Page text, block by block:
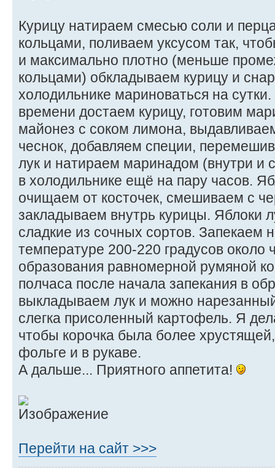
Курицу натираем смесью соли и
кольцами, поливаем уксусом так,
и максимально плотно (меньше
кольцами) обкладываем курицу и
холодильнике мариноваться на
времени достаем курицу, готовим
майонез с соком лимона,
чеснок, добавляем специи,
лук и натираем маринадом (внутри и
в холодильнике ещё на пару часов.
очищаем от косточек, смешиваем с
закладываем внутрь курицы. Яблоки
сладкие из сочных сортов. Запекаем
температуре 200-220 градусов около
образования равномерной румяной
полчаса после начала запекания в
выкладываем лук и можно
слегка присоленный картофель. Я
чтобы корочка была более
фольге и в рукаве.
А дальше... Приятного аппетита!
Перейти на сайт >>>